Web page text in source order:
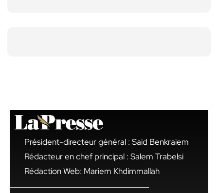
Président-directeur général : Said Benkraiem
Rédacteur en chef principal : Salem Trabelsi
Rédaction Web: Mariem Khdimmallah